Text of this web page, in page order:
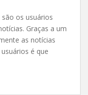
os usuários
Graças a um
as notícias
é que